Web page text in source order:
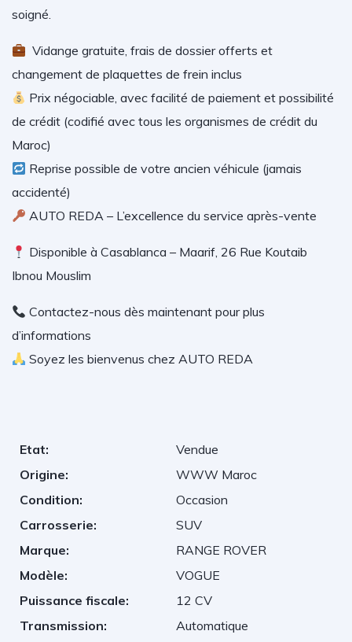
soigné.
Vidange gratuite, frais de dossier offerts et
changement de plaquettes de frein inclus
Prix négociable, avec facilité de paiement et possibilité
de crédit (codifié avec tous les organismes de crédit du
Maroc)
Reprise possible de votre ancien véhicule (jamais
accidenté)
AUTO REDA – L’excellence du service après-vente
Disponible à Casablanca – Maarif, 26 Rue Koutaib
Ibnou Mouslim
Contactez-nous dès maintenant pour plus
d’informations
Soyez les bienvenus chez AUTO REDA
Etat:
Vendue
Origine:
WWW Maroc
Condition:
Occasion
Carrosserie:
SUV
Marque:
RANGE ROVER
Modèle:
VOGUE
Puissance fiscale:
12 CV
Transmission:
Automatique